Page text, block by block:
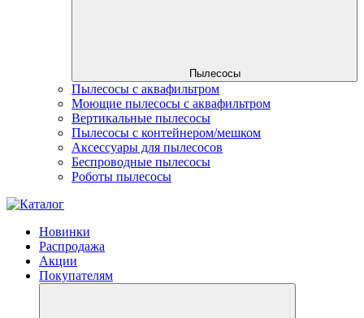
Пылесосы
Пылесосы с аквафильтром
Моющие пылесосы с аквафильтром
Вертикальные пылесосы
Пылесосы с контейнером/мешком
Аксессуары для пылесосов
Беспроводные пылесосы
Роботы пылесосы
Новинки
Распродажа
Акции
Покупателям